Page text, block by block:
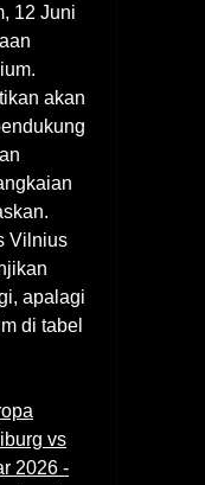
12 Juni
akan
Vilnius
apalagi
di tabel
vs
2026 -